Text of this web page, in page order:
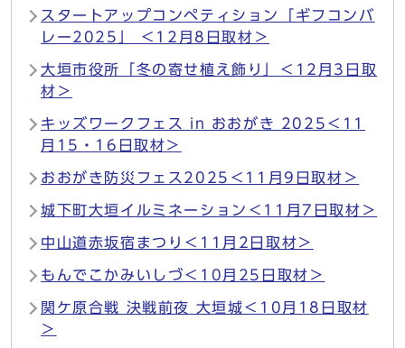
スタートアップコンペティション「ギフコンバ
レー2025」 ＜12月8日取材＞
大垣市役所「冬の寄せ植え飾り」＜12月3日取
材＞
キッズワークフェス in おおがき 2025＜11
月15・16日取材＞
おおがき防災フェス2025＜11月9日取材＞
城下町大垣イルミネーション＜11月7日取材＞
中山道赤坂宿まつり＜11月2日取材＞
もんでこかみいしづ＜10月25日取材＞
関ケ原合戦 決戦前夜 大垣城＜10月18日取材
＞